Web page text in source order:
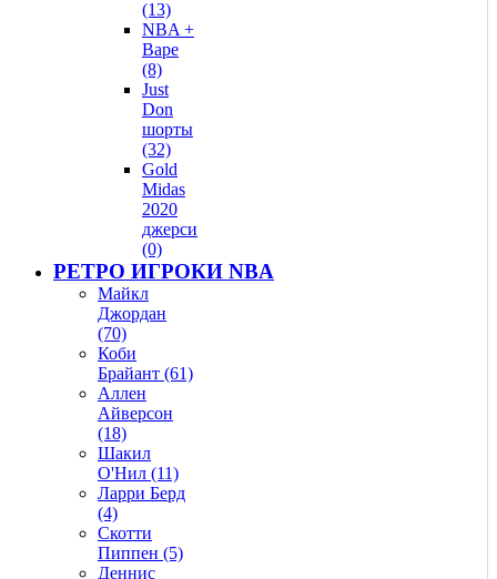
(13)
NBA +
Bape
(8)
Just
Don
шорты
(32)
Gold
Midas
2020
джерси
(0)
РЕТРО ИГРОКИ NBA
Майкл
Джордан
(70)
Коби
Брайант (61)
Аллен
Айверсон
(18)
Шакил
О'Нил (11)
Ларри Берд
(4)
Скотти
Пиппен (5)
Деннис